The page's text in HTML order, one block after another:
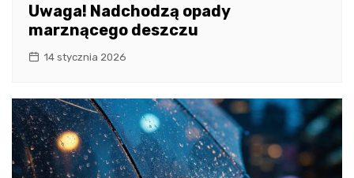
Uwaga! Nadchodzą opady
marznącego deszczu
14 stycznia 2026